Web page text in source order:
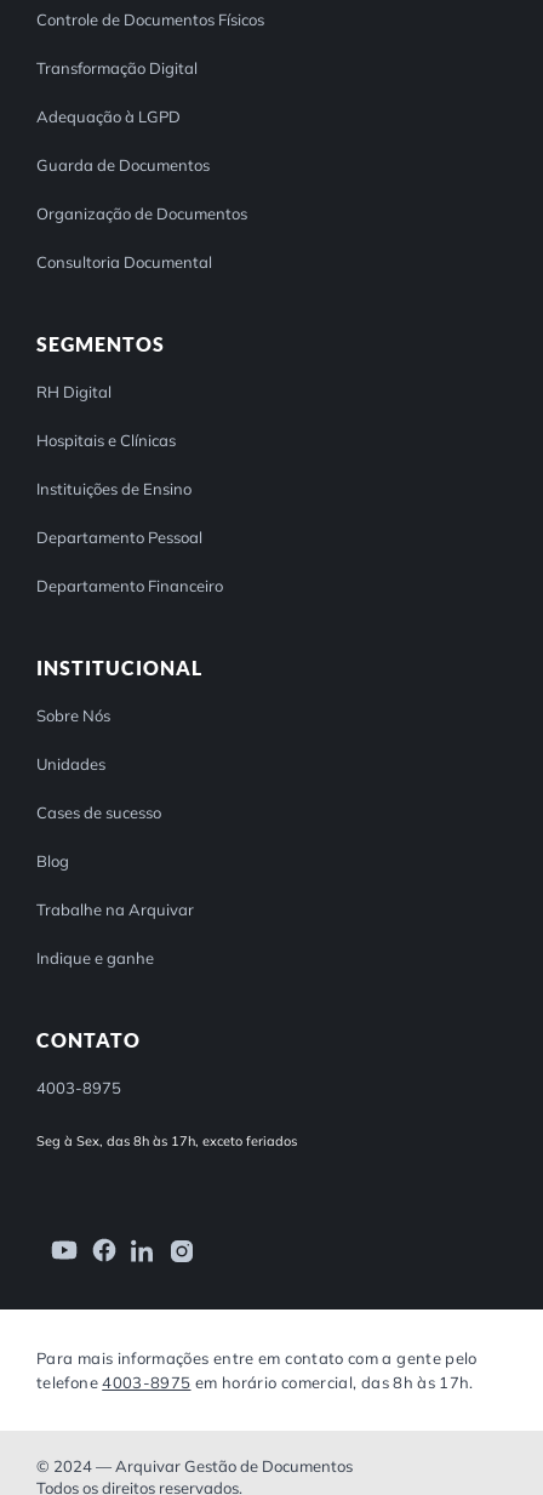
Controle de Documentos Físicos
Transformação Digital
Adequação à LGPD
Guarda de Documentos
Organização de Documentos
Consultoria Documental
SEGMENTOS
RH Digital
Hospitais e Clínicas
Instituições de Ensino
Departamento Pessoal
Departamento Financeiro
INSTITUCIONAL
Sobre Nós
Unidades
Cases de sucesso
Blog
Trabalhe na Arquivar
Indique e ganhe
CONTATO
4003-8975
Seg à Sex, das 8h às 17h, exceto feriados
Para mais informações entre em contato com a gente pelo
telefone4003-8975 em horário comercial, das 8h às 17h.
© 2024 — Arquivar Gestão de Documentos
Todos os direitos reservados.